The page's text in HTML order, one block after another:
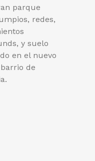
parque
redes,
y suelo
en el nuevo
de